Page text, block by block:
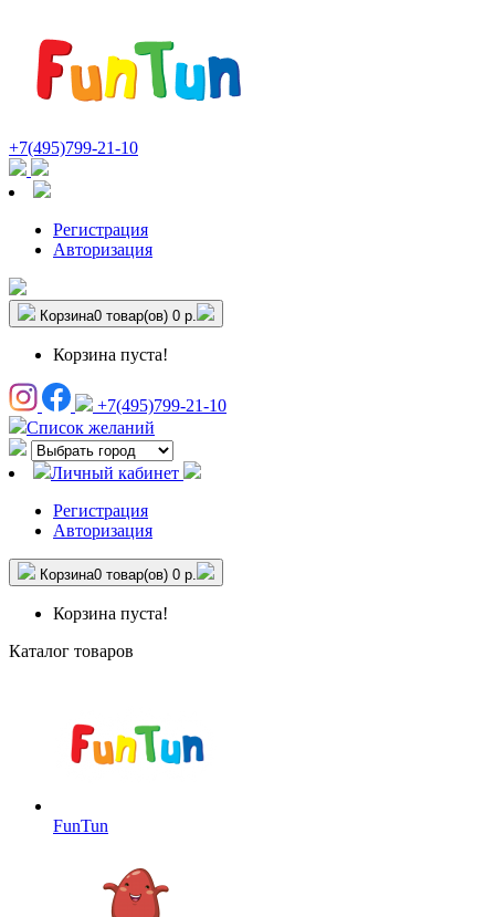
+7(495)799-21-10
Регистрация
Авторизация
Корзина0 товар(ов) 0 р.
Корзина пуста!
+7(495)799-21-10
Список желаний
Личный кабинет
Регистрация
Авторизация
Корзина0 товар(ов) 0 р.
Корзина пуста!
Каталог товаров
FunTun